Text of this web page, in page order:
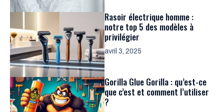
Rasoir électrique homme :
notre top 5 des modèles à
privilégier
avril 3, 2025
Gorilla Glue Gorilla : qu’est-ce
que c’est et comment l’utiliser
?